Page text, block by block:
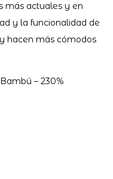
más actuales y en
y la funcionalidad de
hacen más cómodos
– 230%